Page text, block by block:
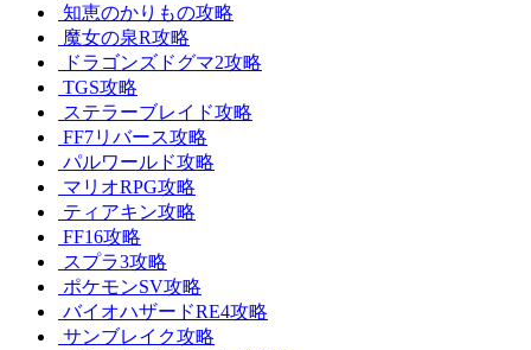
知恵のかりもの攻略
魔女の泉R攻略
ドラゴンズドグマ2攻略
TGS攻略
ステラーブレイド攻略
FF7リバース攻略
パルワールド攻略
マリオRPG攻略
ティアキン攻略
FF16攻略
スプラ3攻略
ポケモンSV攻略
バイオハザードRE4攻略
サンブレイク攻略